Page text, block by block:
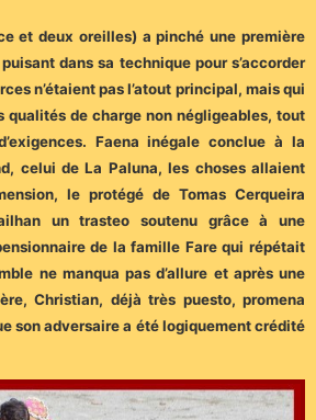
et deux oreilles) a pinché une première
dans sa technique pour s’accorder
n’étaient pas l’atout principal, mais qui
qualités de charge non négligeables, tout
Faena inégale conclue à la
celui de La Paluna, les choses allaient
le protégé de Tomas Cerqueira
un trasteo soutenu grâce à une
de la famille Fare qui répétait
ne manqua pas d’allure et après une
Christian, déjà très puesto, promena
son adversaire a été logiquement crédité